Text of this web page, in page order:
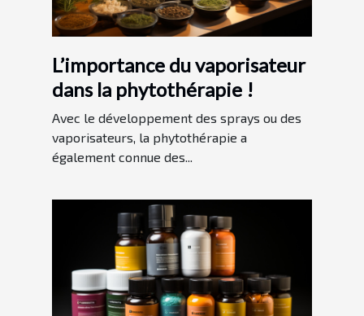
L’importance du vaporisateur
dans la phytothérapie !
Avec le développement des sprays ou des
vaporisateurs, la phytothérapie a
également connue des...